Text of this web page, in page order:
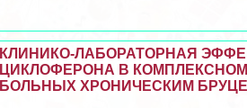
КЛИНИКО-ЛАБОРАТОРНАЯ
ЦИКЛОФЕРОНА В
БОЛЬНЫХ ХРОНИЧЕСКИМ